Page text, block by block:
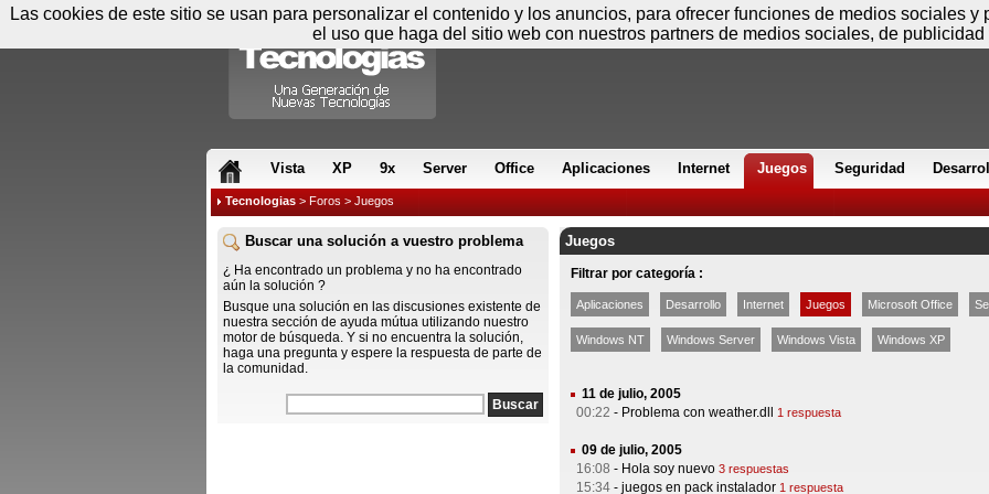
Vista XP 9x Server Office Aplicaciones Internet Juegos Seguridad
Tecnologias > Foros > Juegos
Buscar una solución a vuestro problema
¿ Ha encontrado un problema y no ha encontrado
aún la solución ?
Busque una solución en las discusiones existente de
nuestra sección de ayuda mútua utilizando nuestro
motor de búsqueda. Y si no encuentra la solución,
haga una pregunta y espere la respuesta de parte de
la comunidad.
Juegos
Filtrar por categoría :
Aplicaciones Desarrollo Internet Juegos Microsoft Office
Windows NT Windows Server Windows Vista Windows XP
11 de julio, 2005
00:22 - Problema con weather.dll 1 respuesta
09 de julio, 2005
16:08 - Hola soy nuevo 3 respuestas
15:34 - juegos en pack instalador 1 respuesta
Las cookies de este sitio se usan para personalizar el contenido y los anuncios, para ofrecer funciones de medios sociales
el uso que haga del sitio web con nuestros partners de medios sociales, de